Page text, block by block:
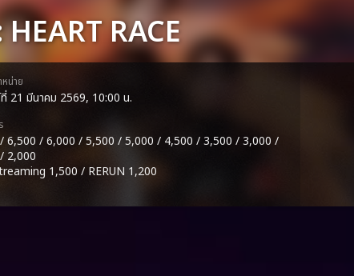
RACE
หน่าย
ที่ 21 มีนาคม 2569, 10:00 น.
6,500 / 6,000 / 5,500 / 5,000 / 4,500 / 3,500 / 3,000 /
2,000
1,500 / RERUN 1,200